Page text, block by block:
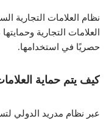
نظام العلامات التجارية
العلامات التجارية
حصريًا في استخدامها.
كيف يتم حماية
عبر نظام مدريد الدولي